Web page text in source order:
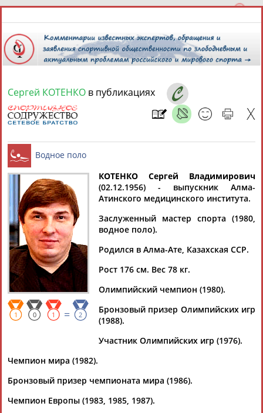
8 августа 2026 года,
СПОРТСМЕНЫ, ТРЕНЕРЫ И СПЕЦИАЛИСТЫ
Найдено: 13181персон Расширенный поиск
Аслаудин
АБАЕВ
Елена
АБАИМОВА
Мария
Юлия
Дмитрий
Тамилла
АБАСОВА
Рамазан
Ростом
Флюра
АББАТЕ-
БУЛАТОВА
Татьяна
АББЯСОВА
Акжана
АБДИКАРИМОВА
Сергей КОТЕНКО в публикациях
Водное поло
1 0 1 = 2
КОТЕНКО Сергей Владимирович
(02.12.1956) - выпускник Алма-
Атинского медицинского института.
Заслуженный мастер спорта (1980,
водное поло).
Родился в Алма-Ате, Казахская ССР.
Рост 176 см. Вес 78 кг.
Олимпийский чемпион (1980).
Бронзовый призер Олимпийских игр
(1988).
Участник Олимпийских игр (1976).
Чемпион мира (1982).
Бронзовый призер чемпионата мира (1986).
Чемпион Европы (1983, 1985, 1987).